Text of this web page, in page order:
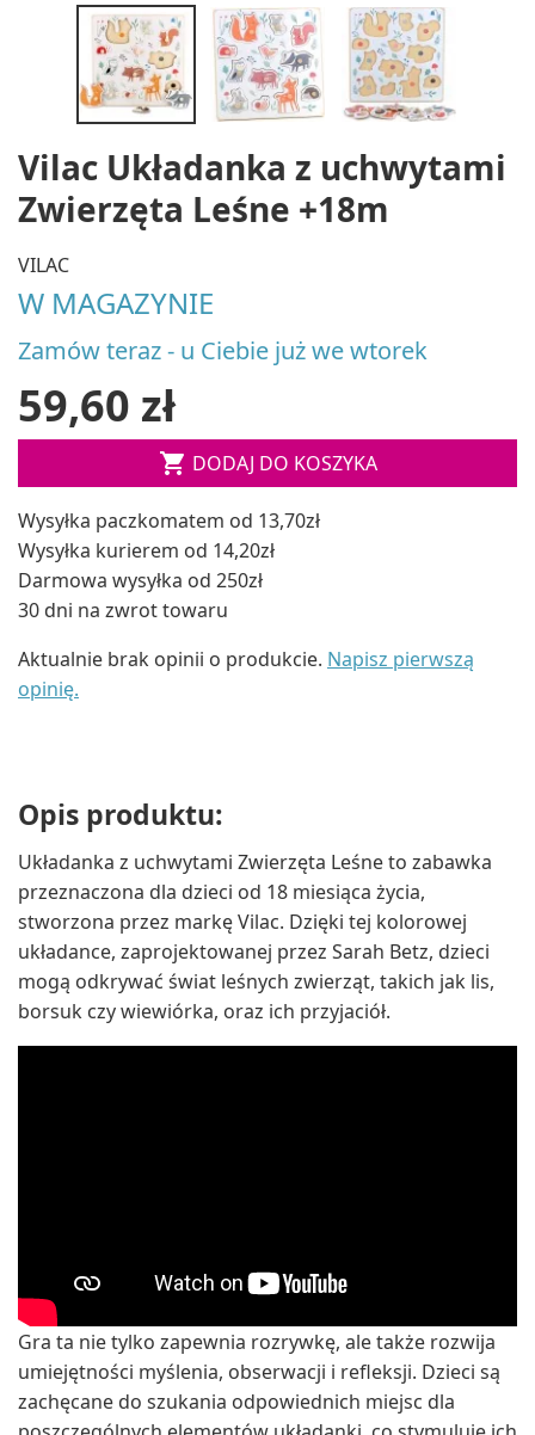
Vilac Układanka z uchwytami
Zwierzęta Leśne +18m
VILAC
W MAGAZYNIE
Zamów teraz - u Ciebie już we wtorek
59,60 zł
 DODAJ DO KOSZYKA
Wysyłka paczkomatem od 13,70zł
Wysyłka kurierem od 14,20zł
Darmowa wysyłka od 250zł
30 dni na zwrot towaru
Aktualnie brak opinii o produkcie. Napisz pierwszą
opinię.
Opis produktu:
Układanka z uchwytami Zwierzęta Leśne to zabawka
przeznaczona dla dzieci od 18 miesiąca życia,
stworzona przez markę Vilac. Dzięki tej kolorowej
układance, zaprojektowanej przez Sarah Betz, dzieci
mogą odkrywać świat leśnych zwierząt, takich jak lis,
borsuk czy wiewiórka, oraz ich przyjaciół.
Gra ta nie tylko zapewnia rozrywkę, ale także rozwija
umiejętności myślenia, obserwacji i refleksji. Dzieci są
zachęcane do szukania odpowiednich miejsc dla